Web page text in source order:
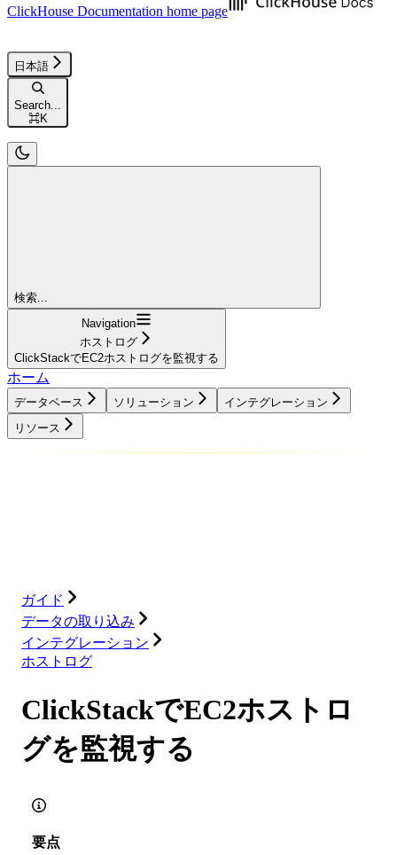
ClickHouse Documentation home page
日本語
Search...
⌘K
検索...
Navigation
ホストログ
ClickStackでEC2ホストログを監視する
ホーム
データベース ソリューション
インテグレーション
リソース
ガイド
データの取り込み
インテグレーション
ホストログ
ClickStackでEC2ホストロ
グを監視する
要点